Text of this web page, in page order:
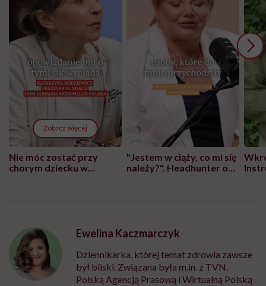
Zobacz więcej
Nie móc zostać przy
chorym dziecku w
"Jestem w ciąży, co mi się
należy?". Headhunter o
Ewelina Kaczmarczyk
Dziennikarka, której temat zdrowia zawsze
był bliski. Związana była m.in. z TVN,
Polską Agencją Prasową i Wirtualną Polską